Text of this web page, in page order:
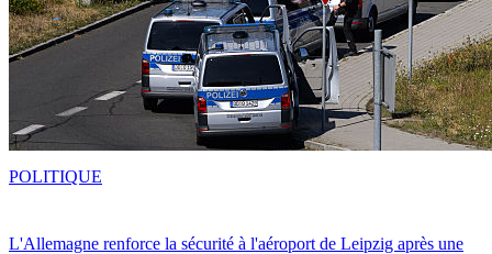
L'Allemagne renforce la sécurité à l'aéroport de Leipzig après une
POLITIQUE